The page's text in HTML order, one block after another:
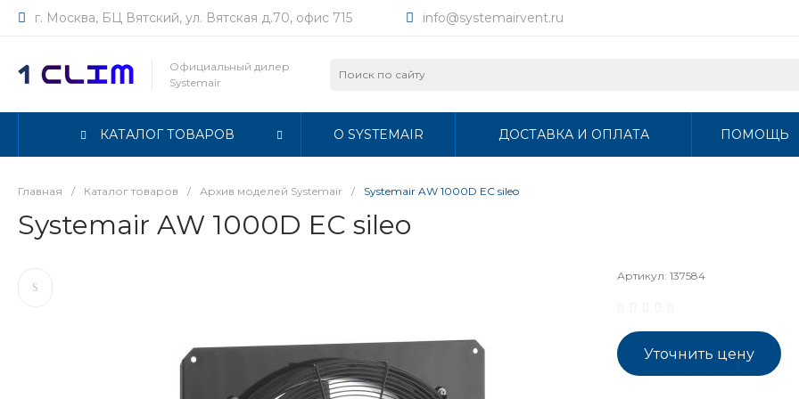
г. Москва, БЦ Вятский, ул. Вятская д.70, офис 715 info@systemairvent.ru
Официальный дилер
Systemair
КАТАЛОГ ТОВАРОВ О SYSTEMAIR ДОСТАВКА И ОПЛАТА ПОМОЩЬ
Главная / Каталог товаров / Архив моделей Systemair / Systemair AW 1000D EC sileo
Systemair AW 1000D EC sileo
Артикул: 137584
Уточнить цену